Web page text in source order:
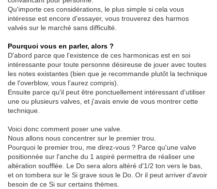
Qu'importe ces considérations, le plus simple si cela vous
intéresse est encore d'essayer, vous trouverez des harmos
valvés sur le marché sans difficulté.
Pourquoi vous en parler, alors ?
D'abord parce que l'existence de ces harmonicas est en soi
intéressante pour toute personne désireuse de jouer avec toutes
les notes existantes (bien que je recommande plutôt la technique
de l'overblow, vous l'aurez compris).
Ensuite parce qu'il peut être ponctuellement intéressant d'utiliser
une ou plusieurs valves, et j'avais envie de vous montrer cette
technique.
Voici donc comment poser une valve.
Nous allons nous concentrer sur le premier trou.
Pourquoi le premier trou, me direz-vous ? Parce qu'une valve
positionnée sur l'anche du 1 aspiré permettra de réaliser une
altération soufflée. Le Do sera alors altéré d'1/2 ton vers le bas,
et on tombera sur le Si grave sous le Do. Or il peut arriver d'avoir
besoin de ce Si sur certains thèmes.